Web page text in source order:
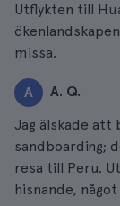
Utflykten till
missa.
A A. Q.
Jag älskade att
sandboarding;
resa till Peru.
hisnande,